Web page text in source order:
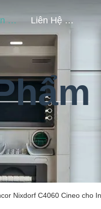
Các Sản Phẩm Liên Hệ Với Chúng Tôi
Nixdorf C4060 Cineo cho